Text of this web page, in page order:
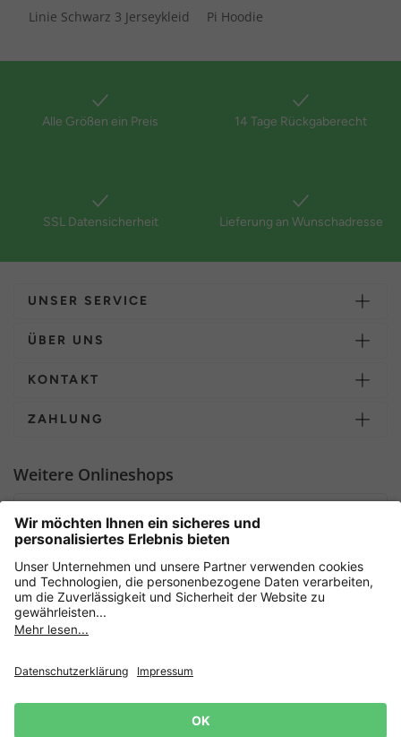
Linie Schwarz 3 Jerseykleid
Pi Hoodie
Alle Größen ein Preis 14 Tage Rückgaberecht
SSL Datensicherheit Lieferung an Wunschadresse
UNSER SERVICE
ÜBER UNS
KONTAKT
ZAHLUNG
Weitere Onlineshops
Sicher einkaufen mit
Widerrufsrecht
Newsletter
Jetzt